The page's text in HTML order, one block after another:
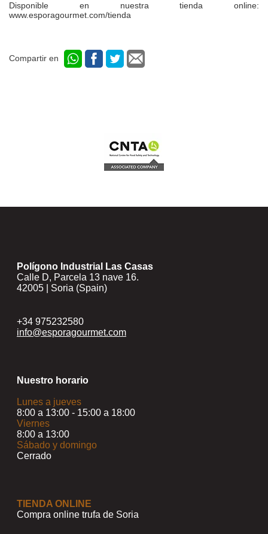
Disponible en nuestra tienda online:
www.esporagourmet.com/tienda
Compartir en
Polígono Industrial Las Casas
Calle D, Parcela 13 nave 16.
42005 | Soria (Spain)
+34 975232580
info@esporagourmet.com
Nuestro horario
Lunes a jueves
8:00 a 13:00 - 15:00 a 18:00
Viernes
8:00 a 13:00
Sábado y domingo
Cerrado
TIENDA ONLINE
Compra online trufa de Soria